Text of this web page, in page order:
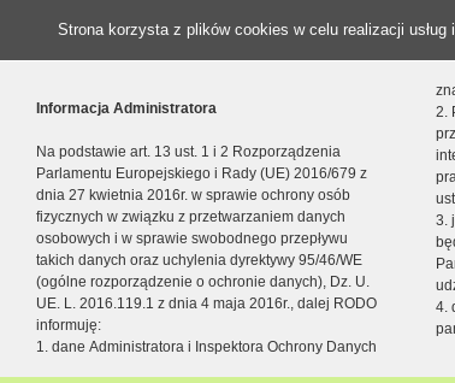
Strona korzysta z plików cookies w celu realizacji usług
Informacja Administratora
Na podstawie art. 13 ust. 1 i 2 Rozporządzenia
Parlamentu Europejskiego i Rady (UE) 2016/679 z
dnia 27 kwietnia 2016r. w sprawie ochrony osób
fizycznych w związku z przetwarzaniem danych
osobowych i w sprawie swobodnego przepływu
takich danych oraz uchylenia dyrektywy 95/46/WE
(ogólne rozporządzenie o ochronie danych), Dz. U.
UE. L. 2016.119.1 z dnia 4 maja 2016r., dalej RODO
informuję:
1. dane Administratora i Inspektora Ochrony Danych
2.
3.
4.